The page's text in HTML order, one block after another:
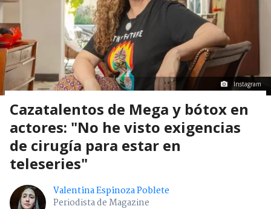
Instagram
Cazatalentos de Mega y bótox en
actores: "No he visto exigencias
de cirugía para estar en
teleseries"
Valentina Espinoza Poblete
Periodista de Magazine